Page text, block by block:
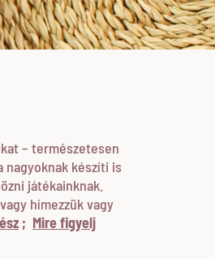
– természetesen
nagyoknak készíti is
játékainknak.
hímezzük vagy
; Mire figyelj